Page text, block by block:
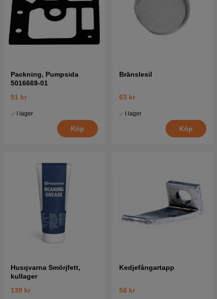
Packning, Pumpsida
5016669-01
51 kr
I lager
Köp
Bränslesil
63 kr
I lager
Köp
Husqvarna Smörjfett,
kullager
139 kr
Kedjefångartapp
58 kr